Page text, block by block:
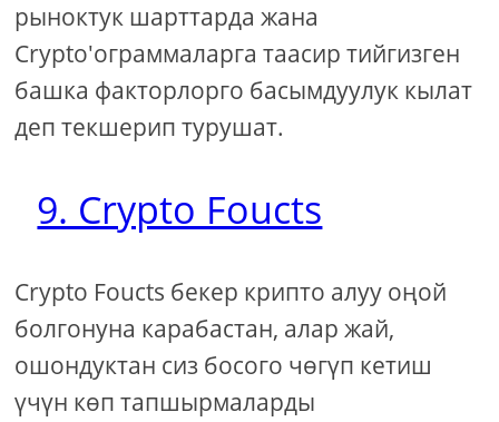
рыноктук шарттарда жана
Crypto'ограммаларга таасир тийгизген
башка факторлорго басымдуулук кылат
деп текшерип турушат.
9. Crypto Foucts
Crypto Foucts бекер крипто алуу оңой
болгонуна карабастан, алар жай,
ошондуктан сиз босого чөгүп кетиш
үчүн көп тапшырмаларды